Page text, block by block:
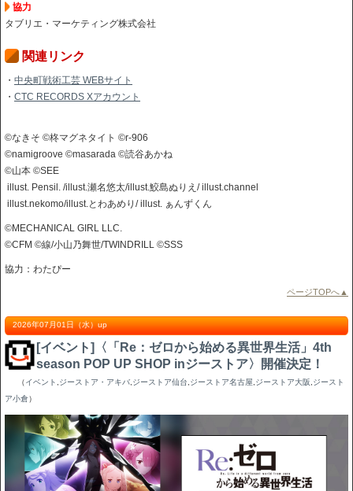
協力
タブリエ・マーケティング株式会社
関連リンク
・ 中央町戦術工芸 WEBサイト
・ CTC RECORDS Xアカウント
©なきそ ©柊マグネタイト ©r-906
©namigroove ©masarada ©読谷あかね
©山本 ©SEE
illust. Pensil. /illust.瀬名悠太/illust.鮫島ぬりえ/ illust.channel
illust.nekomo/illust.とわあめり/ illust. ぁんずくん
©MECHANICAL GIRL LLC.
©CFM ©線/小山乃舞世/TWINDRILL ©SSS
協力：わたぴー
ページTOPへ▲
2026年07月01日（水）up
[イベント]〈「Re：ゼロから始める異世界生活」4th
season POP UP SHOP inジーストア〉開催決定！
（イベント ,ジーストア・アキバ,ジーストア仙台,ジーストア名古屋,ジーストア大阪,ジースト
ア小倉）